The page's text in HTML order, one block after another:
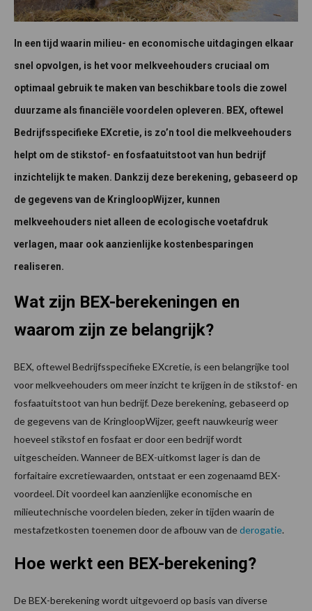
In een tijd waarin milieu- en economische uitdagingen elkaar
snel opvolgen, is het voor melkveehouders cruciaal om
optimaal gebruik te maken van beschikbare tools die zowel
duurzame als financiële voordelen opleveren. BEX, oftewel
Bedrijfsspecifieke EXcretie, is zo’n tool die melkveehouders
helpt om de stikstof- en fosfaatuitstoot van hun bedrijf
inzichtelijk te maken. Dankzij deze berekening, gebaseerd op
de gegevens van de KringloopWijzer, kunnen
melkveehouders niet alleen de ecologische voetafdruk
verlagen, maar ook aanzienlijke kostenbesparingen
realiseren.
Wat zijn BEX-berekeningen en
waarom zijn ze belangrijk?
BEX, oftewel Bedrijfsspecifieke EXcretie, is een belangrijke tool
voor melkveehouders om meer inzicht te krijgen in de stikstof- en
fosfaatuitstoot van hun bedrijf. Deze berekening, gebaseerd op
de gegevens van de KringloopWijzer, geeft nauwkeurig weer
hoeveel stikstof en fosfaat er door een bedrijf wordt
uitgescheiden. Wanneer de BEX-uitkomst lager is dan de
forfaitaire excretiewaarden, ontstaat er een zogenaamd BEX-
voordeel. Dit voordeel kan aanzienlijke economische en
milieutechnische voordelen bieden, zeker in tijden waarin de
mestafzetkosten toenemen door de afbouw van dederogatie.
Hoe werkt een BEX-berekening?
De BEX-berekening wordt uitgevoerd op basis van diverse